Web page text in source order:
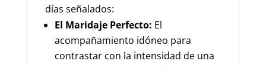
días señalados:
El Maridaje Perfecto: El
acompañamiento idóneo para
contrastar con la intensidad de una